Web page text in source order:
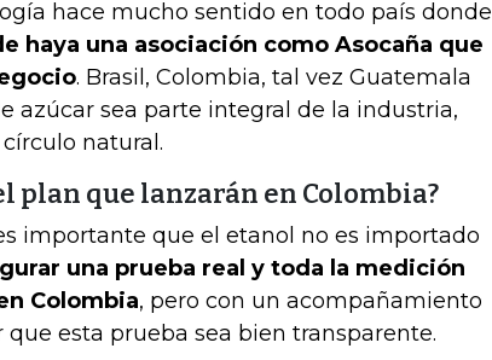
hace mucho sentido en todo país donde
haya una asociación como Asocaña que
. Brasil, Colombia, tal vez Guatemala
azúcar sea parte integral de la industria,
natural.
plan que lanzarán en Colombia?
importante que el etanol no es importado
una prueba real y toda la medición
Colombia, pero con un acompañamiento
esta prueba sea bien transparente.